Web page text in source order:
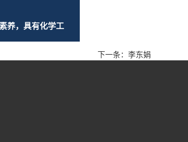
养，具有化学工
下一条： 李东娟